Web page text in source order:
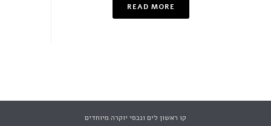
READ MORE
קו ראשון לים ונכסי יוקרה מיוחדים